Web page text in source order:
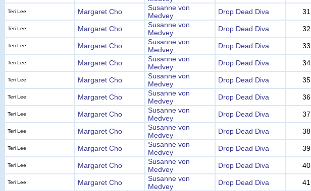
Teri Lee Margaret Cho
Susanne von
Medvey
Drop Dead Diva 31
Teri Lee Margaret Cho
Susanne von
Medvey
Drop Dead Diva 32
Teri Lee Margaret Cho
Susanne von
Medvey
Drop Dead Diva 33
Teri Lee Margaret Cho
Susanne von
Medvey
Drop Dead Diva 34
Teri Lee Margaret Cho
Susanne von
Medvey
Drop Dead Diva 35
Teri Lee Margaret Cho
Susanne von
Medvey
Drop Dead Diva 36
Teri Lee Margaret Cho
Susanne von
Medvey
Drop Dead Diva 37
Teri Lee Margaret Cho
Susanne von
Medvey
Drop Dead Diva 38
Teri Lee Margaret Cho
Susanne von
Medvey
Drop Dead Diva 39
Teri Lee Margaret Cho
Susanne von
Medvey
Drop Dead Diva 40
Teri Lee Margaret Cho
Susanne von
Medvey
Drop Dead Diva 41